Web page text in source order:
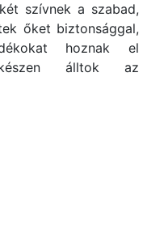
szívnek a szabad,
őket biztonsággal,
hoznak el
álltok az